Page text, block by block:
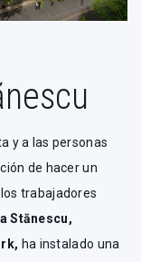
y a las personas
de hacer un
trabajadores
Stănescu,
ha instalado una